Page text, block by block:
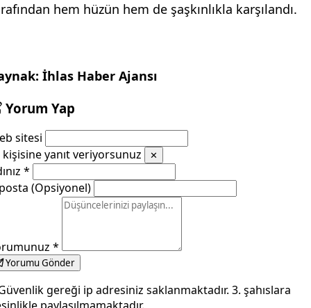
hem hüzün hem de şaşkınlıkla karşılandı.
İhlas Haber Ajansı
Yorum Yap
sitesi
kişisine yanıt veriyorsunuz
✕
*
(Opsiyonel)
*
Yorumu Gönder
gereği ip adresiniz saklanmaktadır. 3. şahıslara